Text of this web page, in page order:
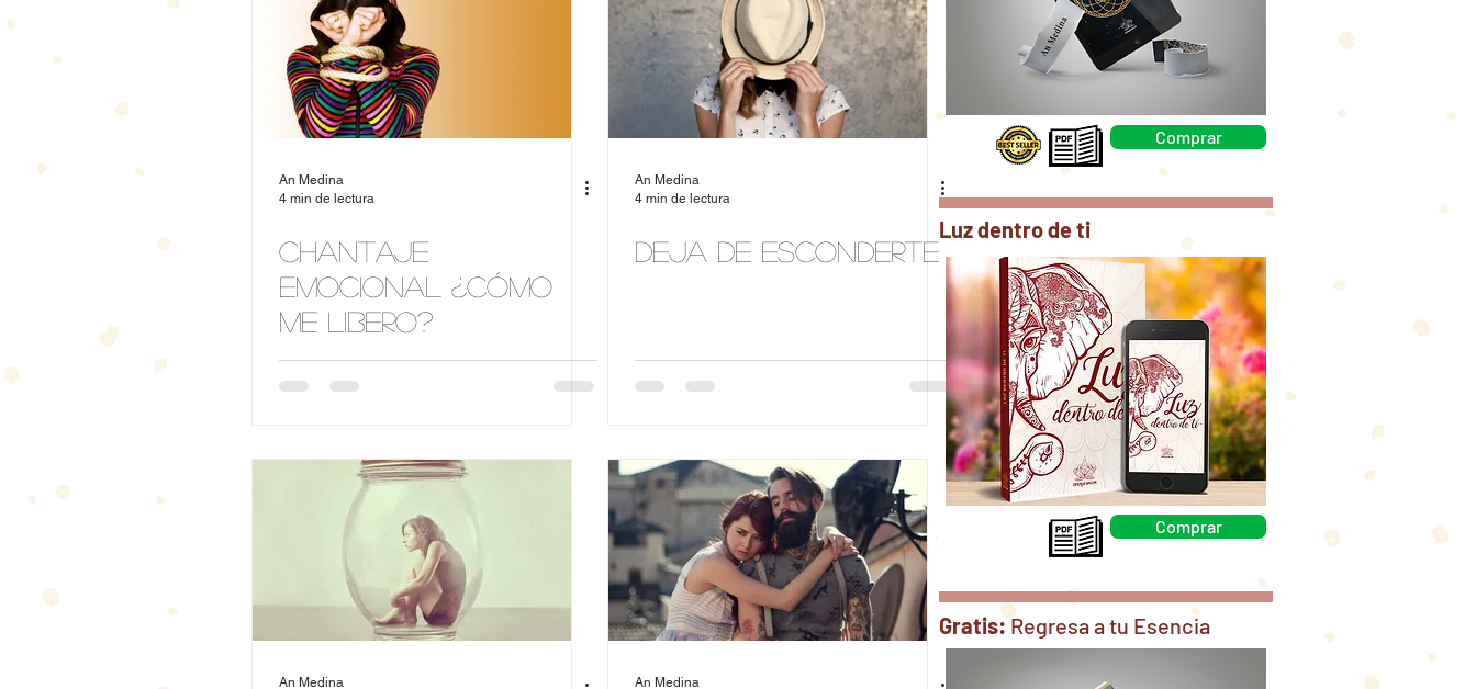
An Medina
4 min de lectura
Chantaje
Emocional ¿Cómo
me libero?
An Medina
4 min de lectura
Deja de esconderte
An Medina
An Medina
Comprar
Luz dentro de ti
Comprar
Gratis:Regresa a tu Esencia